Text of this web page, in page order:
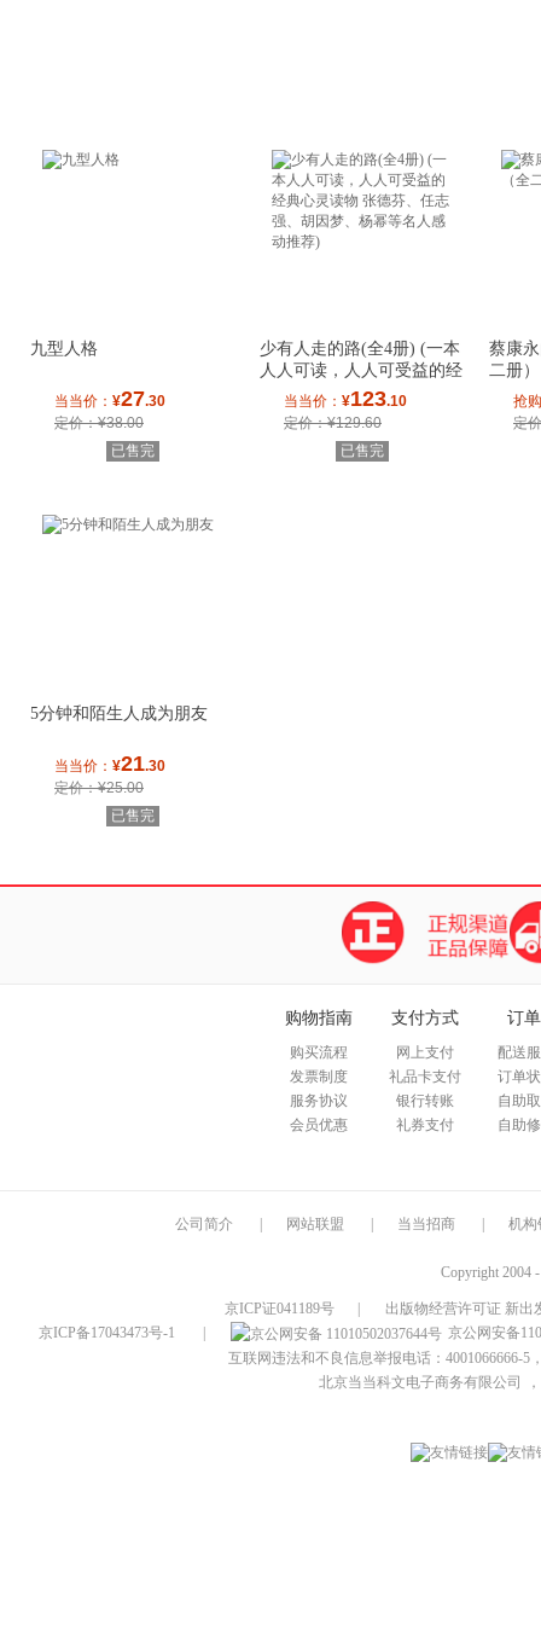
九型人格
当当价： ¥27.30
定价：¥38.00
已售完
少有人走的路(全4册) (一本
人人可读，人人可受益的经
典心灵读物
当当价： ¥123.10
定价：¥129.60
已售完
蔡康
二册）
抢
定
5分钟和陌生人成为朋友
当当价： ¥21.30
定价：¥25.00
已售完
购物指南
购买流程
发票制度
服务协议
会员优惠
支付方式
网上支付
礼品卡支付
银行转账
礼券支付
订
配送
订单
自助
自助
公司简介 网站联盟 当当招商 机构
Copyright 2004
京ICP证041189号
出版物经营许可证 新出
京ICP备17043473号-1
京公网安备
互联网违法和不良信息举报电话：4001066666-5
北京当当科文电子商务有限公司